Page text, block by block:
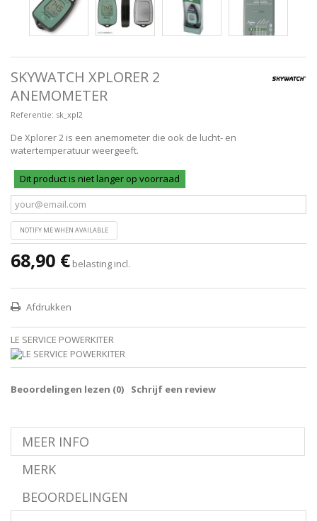
SKYWATCH XPLORER 2
ANEMOMETER
Referentie: sk_xpl2
De Xplorer 2 is een anemometer die ook de lucht- en
watertemperatuur weergeeft.
Dit product is niet langer op voorraad
NOTIFY ME WHEN AVAILABLE
68,90 € belasting incl.
Afdrukken
LE SERVICE POWERKITER
Beoordelingen lezen (0) Schrijf een review
MEER INFO
MERK
BEOORDELINGEN